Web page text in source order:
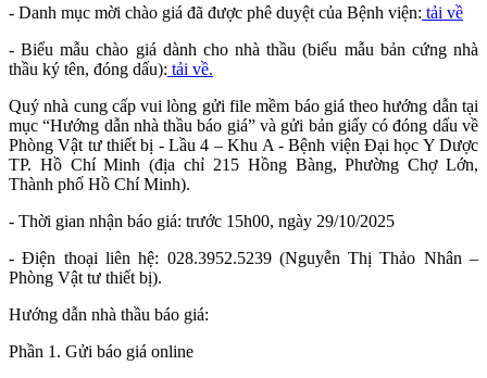
- Danh mục mời chào giá đã được phê duyệt của Bệnh viện: tải về
- Biểu mẫu chào giá dành cho nhà thầu (biểu mẫu bản cứng nhà
thầu ký tên, đóng dấu): tải về.
Quý nhà cung cấp vui lòng gửi file mềm báo giá theo hướng dẫn tại
mục “Hướng dẫn nhà thầu báo giá” và gửi bản giấy có đóng dấu về
Phòng Vật tư thiết bị - Lầu 4 – Khu A - Bệnh viện Đại học Y Dược
TP. Hồ Chí Minh (địa chỉ 215 Hồng Bàng, Phường Chợ Lớn,
Thành phố Hồ Chí Minh).
- Thời gian nhận báo giá: trước 15h00, ngày 29/10/2025
- Điện thoại liên hệ: 028.3952.5239 (Nguyễn Thị Thảo Nhân –
Phòng Vật tư thiết bị).
Hướng dẫn nhà thầu báo giá:
Phần 1. Gửi báo giá online